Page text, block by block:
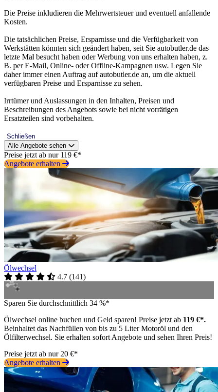
Die Preise inkludieren die Mehrwertsteuer und eventuell anfallende
Kosten.
Die tatsächlichen Preise, Ersparnisse und die Verfügbarkeit von
Werkstätten könnten sich geändert haben, seit Sie autobutler.de das
letzte Mal besucht haben oder Werbung von uns erhalten haben, z.
B. per E-Mail, Online- oder Offline-Kampagnen usw. Legen Sie
daher immer einen Auftrag auf autobutler.de an, um die aktuell
verfügbaren Preise und Ersparnisse zu sehen.
Irrtümer und Auslassungen in den Inhalten, Preisen und
Beschreibungen des Angebots sowie bei nicht vorrätigen
Ersatzteilen sind vorbehalten.
Schließen
Alle Angebote sehen
Preise jetzt ab nur 119 €*
Angebote erhalten
Ölwechsel
4.7 (141)
Sparen Sie durchschnittlich 34 %*
Ölwechsel online buchen und Geld sparen! Preise jetzt ab 119 €*.
Beinhaltet das Nachfüllen von bis zu 5 Liter Motoröl und den
Ölfilterwechsel. Sie erhalten sofort Angebote und sehen Ihren Preis!
Preise jetzt ab nur 20 €*
Angebote erhalten